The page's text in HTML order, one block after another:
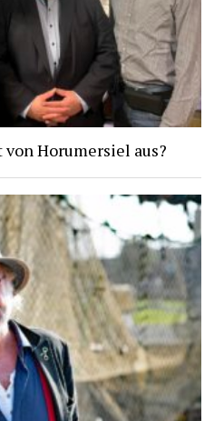
Horumersiel aus?